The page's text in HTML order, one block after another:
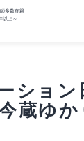
多数在籍
以上～
ショ
蔵ゆか